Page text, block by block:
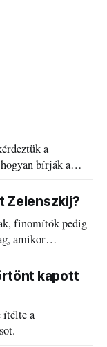
a
bírják a
Zelenszkij?
finomítók pedig
amikor
kapott
ítélte a